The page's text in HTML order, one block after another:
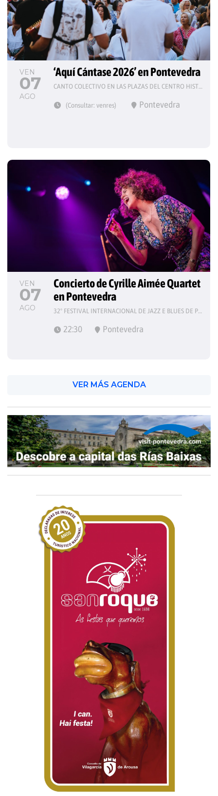
VEN
07
AGO
‘Aquí Cántase 2026’ en Pontevedra
CANTO COLECTIVO EN LAS PLAZAS DEL CENTRO HISTÓRICO
(Consultar: venres) Pontevedra
VEN
07
AGO
Concierto de Cyrille Aimée Quartet
en Pontevedra
32º FESTIVAL INTERNACIONAL DE JAZZ E BLUES DE PONTEVEDRA
22:30 Pontevedra
VER MÁS AGENDA